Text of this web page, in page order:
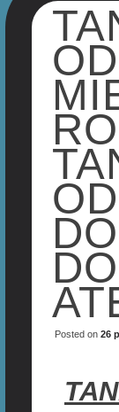
Posted on 26